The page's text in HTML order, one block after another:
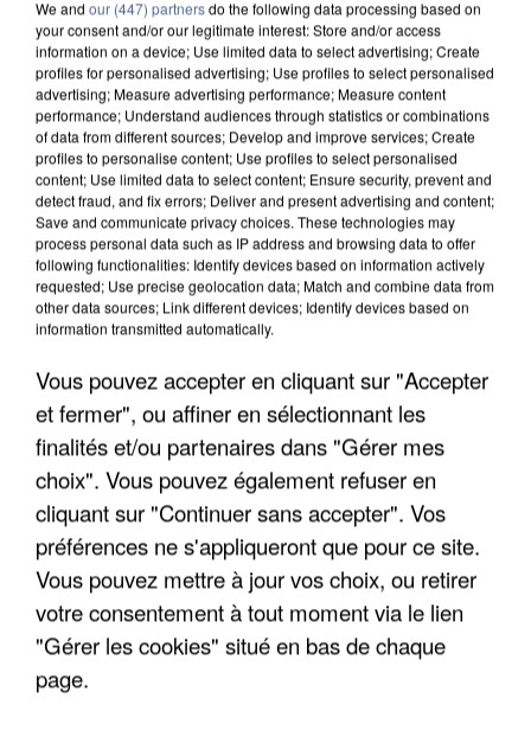
APRÈS TOUTES CES CANICULES, LES REFUGES
DE FAUNE SAUVAGE SONT...
We and our (447) partnersdo the following data processing based on
your consent and/or our legitimate interest: Store and/or access
information on a device; Use limited data to select advertising; Create
profiles for personalised advertising; Use profiles to select personalised
advertising; Measure advertising performance; Measure content
performance; Understand audiences through statistics or combinations
of data from different sources; Develop and improve services; Create
profiles to personalise content; Use profiles to select personalised
content; Use limited data to select content; Ensure security, prevent and
detect fraud, and fix errors; Deliver and present advertising and content;
Save and communicate privacy choices. These technologies may
process personal data such as IP address and browsing data to offer
following functionalities: Identify devices based on information actively
requested; Use precise geolocation data; Match and combine data from
other data sources; Link different devices; Identify devices based on
information transmitted automatically.
Vous pouvez accepter en cliquant sur "Accepter
et fermer", ou affiner en sélectionnant les
finalités et/ou partenaires dans "Gérer mes
choix". Vous pouvez également refuser en
cliquant sur "Continuer sans accepter". Vos
préférences ne s'appliqueront que pour ce site.
Vous pouvez mettre à jour vos choix, ou retirer
votre consentement à tout moment via le lien
"Gérer les cookies" situé en bas de chaque
page.